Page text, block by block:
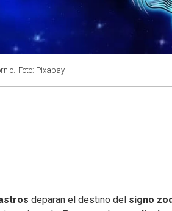
Foto: Pixabay
deparan el destino del signo